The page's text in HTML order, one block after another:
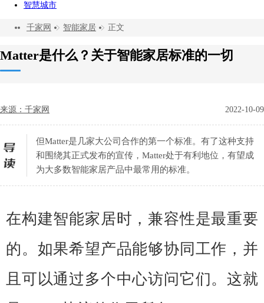
智慧城市
千家网 智能家居 正文
Matter是什么？关于智能家居标准的一切
来源：千家网 2022-10-09
但Matter是几家大公司合作的第一个标准。有了这种支持
和围绕其正式发布的宣传，Matter处于有利地位，有望成
为大多数智能家居产品中最常用的标准。
在构建智能家居时，兼容性是最重要
的。如果希望产品能够协同工作，并
且可以通过多个中心访问它们。这就